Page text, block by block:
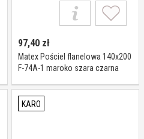
97,40 zł
Matex Pościel flanelowa 140x200
F-74A-1 maroko szara czarna
KARO